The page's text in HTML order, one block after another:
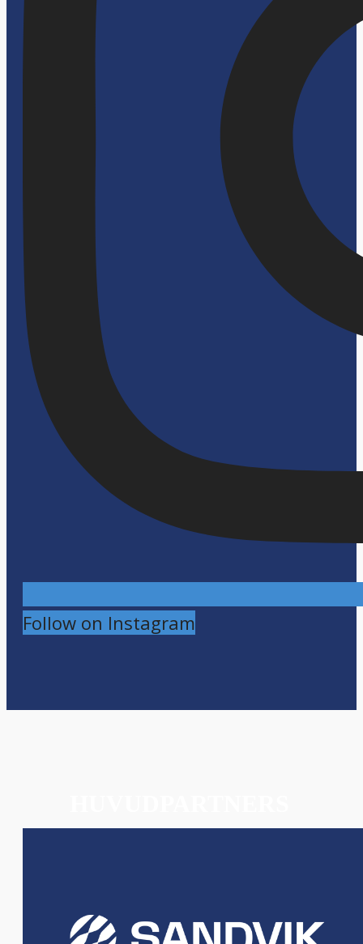
Follow on Instagram